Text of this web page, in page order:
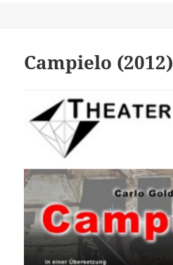
Campielo (2012)